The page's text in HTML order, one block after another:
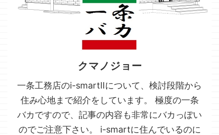
クマノジョー
一条工務店のi-smartⅡについて、検討段階から
住み心地まで紹介をしています。 極度の一条
バカですので、記事の内容も非常にバカっぽい
のでご注意下さい。 i-smartに住んでいるのに